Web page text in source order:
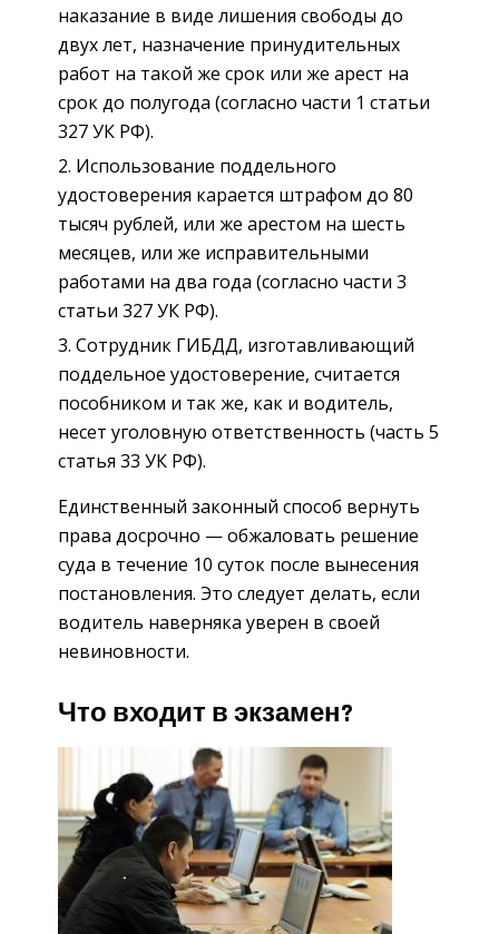
наказание в виде лишения свободы до
двух лет, назначение принудительных
работ на такой же срок или же арест на
срок до полугода (согласно части 1 статьи
327 УК РФ).
Использование поддельного
удостоверения карается штрафом до 80
тысяч рублей, или же арестом на шесть
месяцев, или же исправительными
работами на два года (согласно части 3
статьи 327 УК РФ).
Сотрудник ГИБДД, изготавливающий
поддельное удостоверение, считается
пособником и так же, как и водитель,
несет уголовную ответственность (часть 5
статья 33 УК РФ).
Единственный законный способ вернуть
права досрочно — обжаловать решение
суда в течение 10 суток после вынесения
постановления. Это следует делать, если
водитель наверняка уверен в своей
невиновности.
Что входит в экзамен?